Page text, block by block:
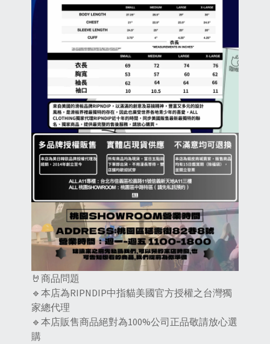
🤘商品問題
🔹本店為RIPNDIP中指貓美國官方授權之台灣獨
家總代理
🔹本店販售商品絕對為100%公司正品敬請放心選
購